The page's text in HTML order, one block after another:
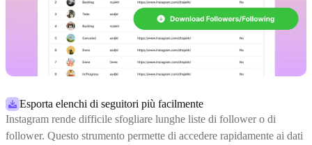
Esporta elenchi di seguitori più facilmente
Instagram rende difficile sfogliare lunghe liste di follower o di
follower. Questo strumento permette di accedere rapidamente ai dati